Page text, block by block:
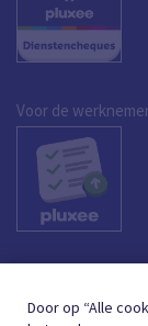
Voor de
Door op “Alle